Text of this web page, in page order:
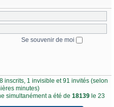
Se souvenir de moi
inscrits, 1 invisible et 91 invités (selon
minutes)
simultanément a été de 18139 le 23